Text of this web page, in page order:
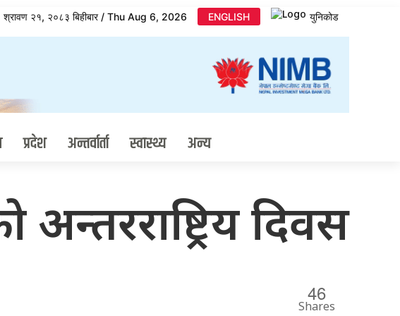
श्रावण २१, २०८३ बिहीबार / Thu Aug 6, 2026 ENGLISH युनिकोड
प्रदेश अन्तर्वार्ता स्वास्थ्य अन्य
दिवस
46
Shares